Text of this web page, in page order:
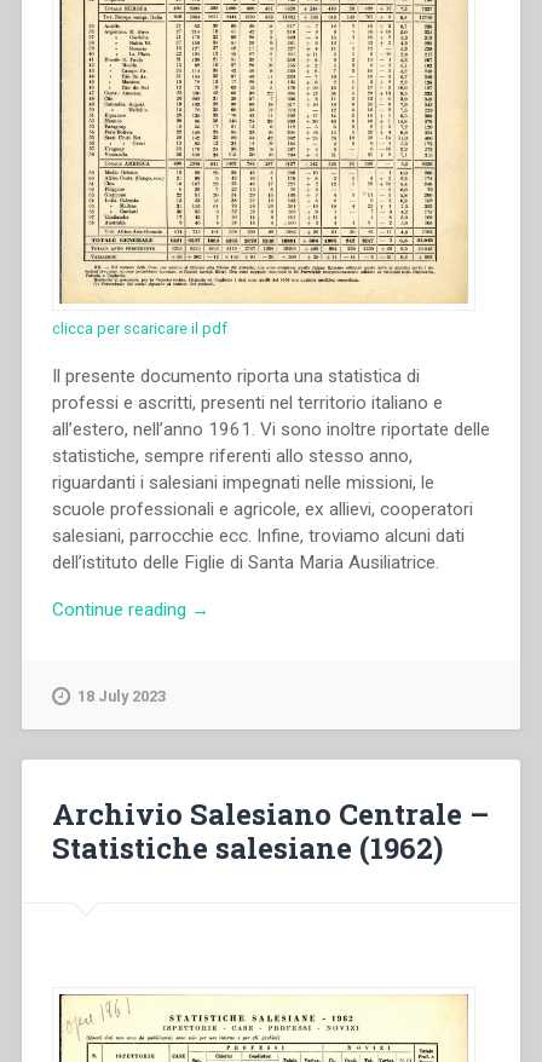
clicca per scaricare il pdf
Il presente documento riporta una statistica di
professi e ascritti, presenti nel territorio italiano e
all’estero, nell’anno 1961. Vi sono inoltre riportate delle
statistiche, sempre riferenti allo stesso anno,
riguardanti i salesiani impegnati nelle missioni, le
scuole professionali e agricole, ex allievi, cooperatori
salesiani, parrocchie ecc. Infine, troviamo alcuni dati
dell’istituto delle Figlie di Santa Maria Ausiliatrice.
Continue reading “Archivio
→
18 July 2023
Archivio Salesiano Centrale –
Statistiche salesiane (1962)